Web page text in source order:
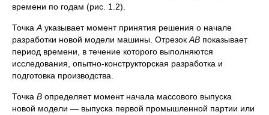
времени по годам (рис. 1.2).
Точка А указывает момент принятия решения о начале
разработки новой модели машины. Отрезок АВ показывает
период времени, в течение которого выполняются
исследования, опытно-конструкторская разработка и
подготовка производства.
Точка В определяет момент начала массового выпуска
новой модели — выпуска первой промышленной партии или